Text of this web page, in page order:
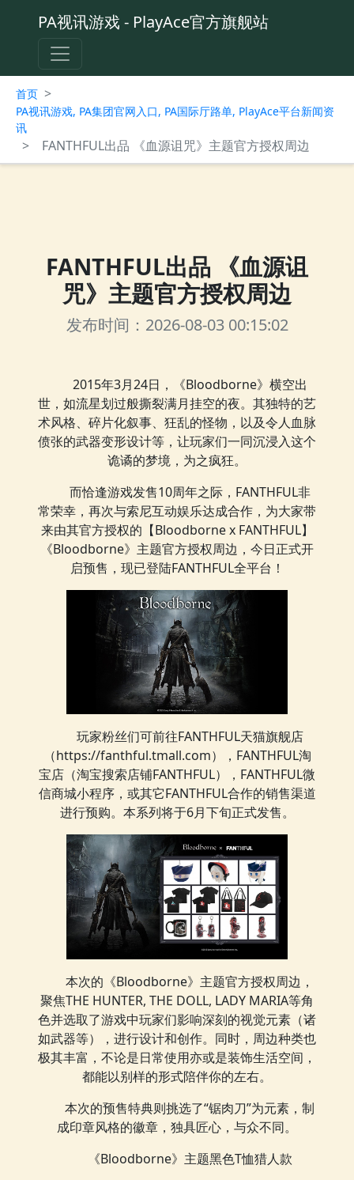
PA视讯游戏 - PlayAce官方旗舰站
首页 >
PA视讯游戏, PA集团官网入口, PA国际厅路单, PlayAce平台新闻资
讯
> FANTHFUL出品 《血源诅咒》主题官方授权周边
FANTHFUL出品 《血源诅
咒》主题官方授权周边
发布时间：2026-08-03 00:15:02
2015年3月24日，《Bloodborne》横空出
世，如流星划过般撕裂满月挂空的夜。其独特的艺
术风格、碎片化叙事、狂乱的怪物，以及令人血脉
偾张的武器变形设计等，让玩家们一同沉浸入这个
诡谲的梦境，为之疯狂。
而恰逢游戏发售10周年之际，FANTHFUL非
常荣幸，再次与索尼互动娱乐达成合作，为大家带
来由其官方授权的【Bloodborne x FANTHFUL】
《Bloodborne》主题官方授权周边，今日正式开
启预售，现已登陆FANTHFUL全平台！
玩家粉丝们可前往FANTHFUL天猫旗舰店
（https://fanthful.tmall.com），FANTHFUL淘
宝店（淘宝搜索店铺FANTHFUL），FANTHFUL微
信商城小程序，或其它FANTHFUL合作的销售渠道
进行预购。本系列将于6月下旬正式发售。
本次的《Bloodborne》主题官方授权周边，
聚焦THE HUNTER, THE DOLL, LADY MARIA等角
色并选取了游戏中玩家们影响深刻的视觉元素（诸
如武器等），进行设计和创作。同时，周边种类也
极其丰富，不论是日常使用亦或是装饰生活空间，
都能以别样的形式陪伴你的左右。
本次的预售特典则挑选了“锯肉刀”为元素，制
成印章风格的徽章，独具匠心，与众不同。
《Bloodborne》主题黑色T恤猎人款